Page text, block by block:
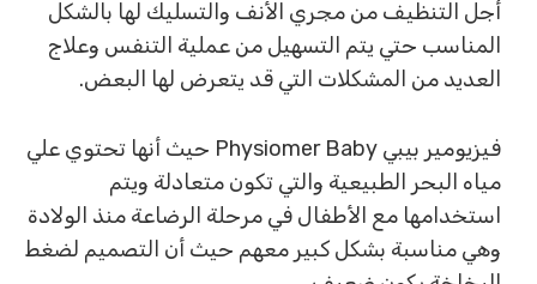
أجل التنظيف من مجري الأنف والتسليك لها بالشكل
المناسب حتي يتم التسهيل من عملية التنفس وعلاج
العديد من المشكلات التي قد يتعرض لها البعض.
فيزيومير بيبي Physiomer Baby حيث أنها تحتوي علي
مياه البحر الطبيعية والتي تكون متعادلة ويتم
استخدامها مع الأطفال في مرحلة الرضاعة منذ الولادة
وهي مناسبة بشكل كبير معهم حيث أن التصميم لضغط